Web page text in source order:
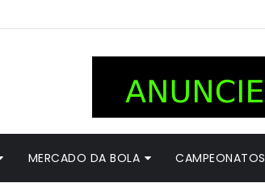
MERCADO DA BOLA CAMPEONATOS